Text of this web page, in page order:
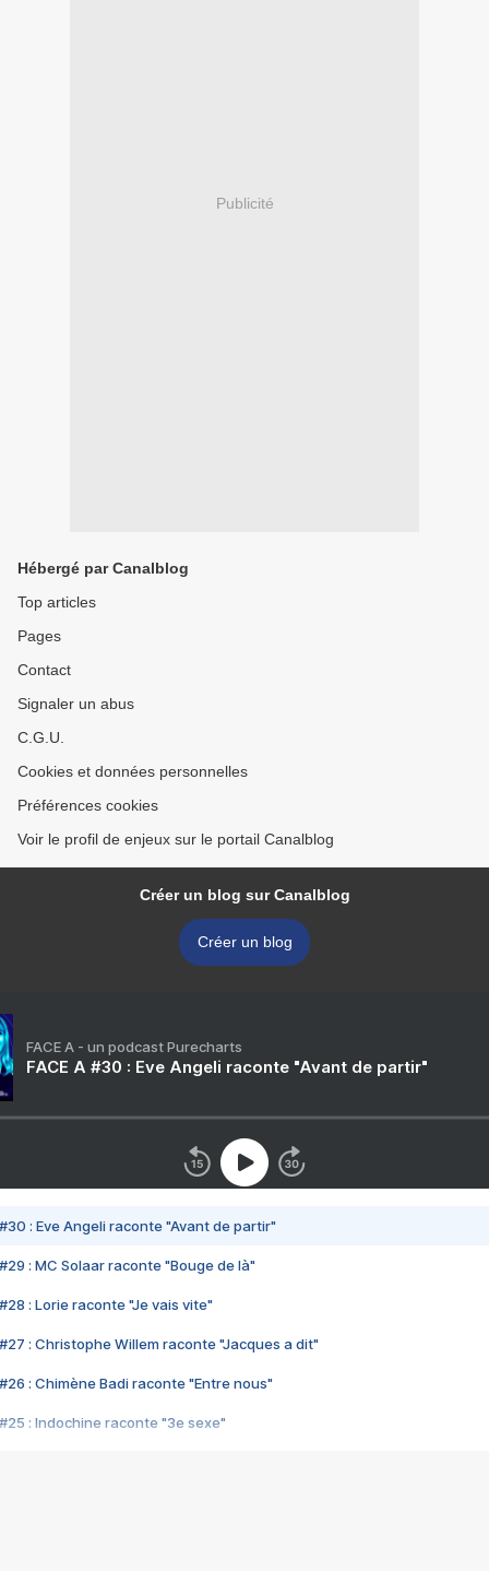
Publicité
Hébergé par Canalblog
Top articles
Pages
Contact
Signaler un abus
C.G.U.
Cookies et données personnelles
Préférences cookies
Voir le profil de enjeux sur le portail Canalblog
Créer un blog sur Canalblog
Créer un blog
FACE A - un podcast Purecharts
FACE A #30 : Eve Angeli raconte "Avant de partir"
#30 : Eve Angeli raconte "Avant de partir"
#29 : MC Solaar raconte "Bouge de là"
#28 : Lorie raconte "Je vais vite"
#27 : Christophe Willem raconte "Jacques a dit"
#26 : Chimène Badi raconte "Entre nous"
#25 : Indochine raconte "3e sexe"